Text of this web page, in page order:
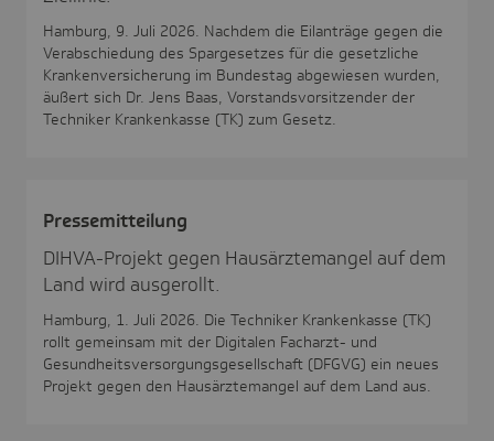
Hamburg, 9. Juli 2026. Nachdem die Eilanträge gegen die
Verabschiedung des Spargesetzes für die gesetzliche
Krankenversicherung im Bundestag abgewiesen wurden,
äußert sich Dr. Jens Baas, Vorstandsvorsitzender der
Techniker Krankenkasse (TK) zum Gesetz.
Pres­se­mit­tei­lung
DIHVA-Projekt gegen Hausärztemangel auf dem
Land wird ausgerollt.
Hamburg, 1. Juli 2026. Die Techniker Krankenkasse (TK)
rollt gemeinsam mit der Digitalen Facharzt- und
Gesundheitsversorgungsgesellschaft (DFGVG) ein neues
Projekt gegen den Hausärztemangel auf dem Land aus.